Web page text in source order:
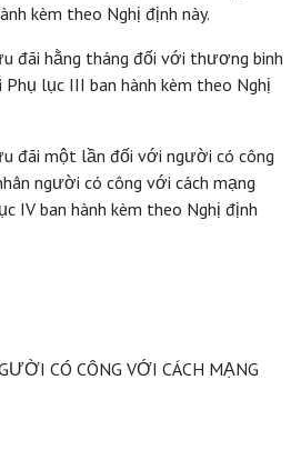
kèm theo Nghị định này.
đãi hằng tháng đối với thương binh
lục III ban hành kèm theo Nghị
đãi một lần đối với người có công
người có công với cách mạng
IV ban hành kèm theo Nghị định
CÓ CÔNG VỚI CÁCH MẠNG